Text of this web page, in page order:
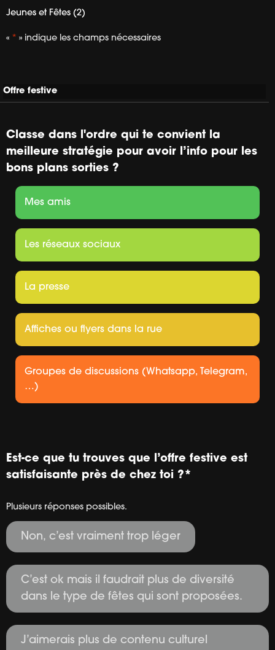
Jeunes et Fêtes (2)
« * » indique les champs nécessaires
Offre festive
Classe dans l'ordre qui te convient la
meilleure stratégie pour avoir l’info pour les
bons plans sorties ?
Mes amis
Les réseaux sociaux
La presse
Affiches ou flyers dans la rue
Groupes de discussions (Whatsapp, Telegram,
…)
Est-ce que tu trouves que l’offre festive est
satisfaisante près de chez toi ?*
Plusieurs réponses possibles.
Non, c’est vraiment trop léger
C’est ok mais il faudrait plus de diversité
dans le type de fêtes qui sont proposées.
J’aimerais plus de contenu culturel